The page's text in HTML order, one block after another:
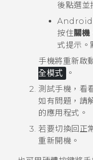
後點選並
Android
按住關機
式提示。
手機將重新啟
全模式
。
測試手機，看
如有問題，請
的應用程式。
若要切換回正
重新開機。